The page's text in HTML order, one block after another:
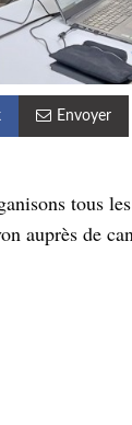
Envoyer
tous
auprès de